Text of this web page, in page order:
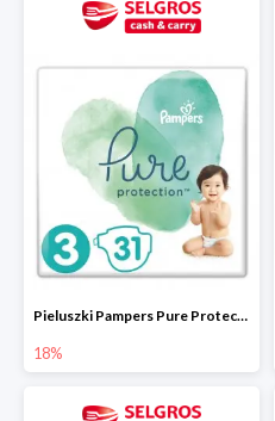
Pieluszki Pampers Pure Protection, różne rodzaje
18%